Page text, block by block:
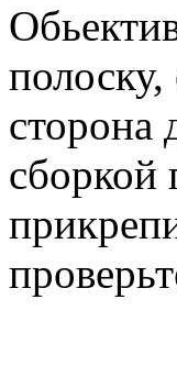
сторона
сборкой